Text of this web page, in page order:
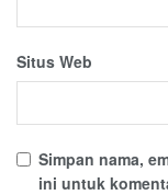
Situs Web
Simpan nama,
ini untuk